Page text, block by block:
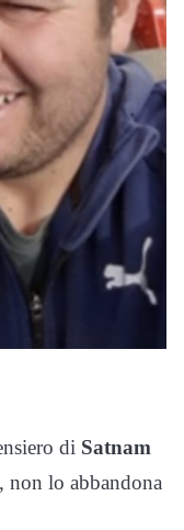
di Satnam
, non lo abbandona